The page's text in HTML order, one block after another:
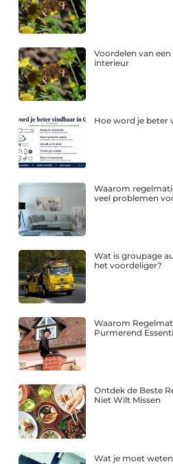
Voordelen van
interieur
Hoe word je beter
Waarom
veel problemen
Wat is groupage
het voordeliger?
Waarom
Purmerend
Ontdek de Beste
Niet Wilt Missen
Wat je moet